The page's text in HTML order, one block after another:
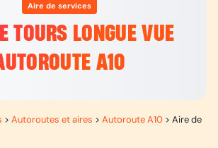
Aire de services
TOURS LONGUE VUE
A10
> Autoroutes et aires > Autoroute A10 > Aire de